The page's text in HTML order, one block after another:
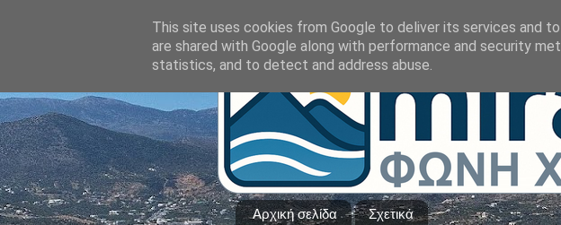
Αρχική σελίδα Σχετικά
This site uses cookies from Google to deliver its services and
are shared with Google along with performance and security
statistics, and to detect and address abuse.